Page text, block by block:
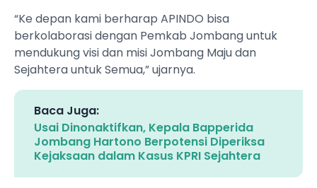
“Ke depan kami berharap APINDO bisa
berkolaborasi dengan Pemkab Jombang untuk
mendukung visi dan misi Jombang Maju dan
Sejahtera untuk Semua,” ujarnya.
Baca Juga:
Usai Dinonaktifkan, Kepala Bapperida
Jombang Hartono Berpotensi Diperiksa
Kejaksaan dalam Kasus KPRI Sejahtera